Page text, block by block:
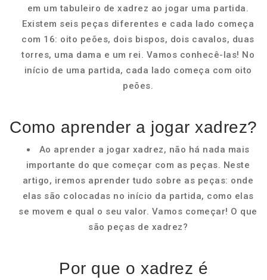
em um tabuleiro de xadrez ao jogar uma partida.
Existem seis peças diferentes e cada lado começa
com 16: oito peões, dois bispos, dois cavalos, duas
torres, uma dama e um rei. Vamos conhecê-las! No
início de uma partida, cada lado começa com oito
peões.
Como aprender a jogar xadrez?
Ao aprender a jogar xadrez, não há nada mais
importante do que começar com as peças. Neste
artigo, iremos aprender tudo sobre as peças: onde
elas são colocadas no início da partida, como elas
se movem e qual o seu valor. Vamos começar! O que
são peças de xadrez?
Por que o xadrez é